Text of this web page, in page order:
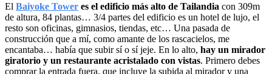
El Baiyoke Tower es el edificio más alto de Tailandia con 309m
de altura, 84 plantas… 3/4 partes del edificio es un hotel de lujo, el
resto son oficinas, gimnasios, tiendas, etc… Una pasada de
construcción que a mí, como amante de los rascacielos, me
encantaba… había que subir sí o sí jeje. En lo alto, hay un mirador
giratorio y un restaurante acristalado con vistas. Primero debes
comprar la entrada fuera, que incluye la subida al mirador y una